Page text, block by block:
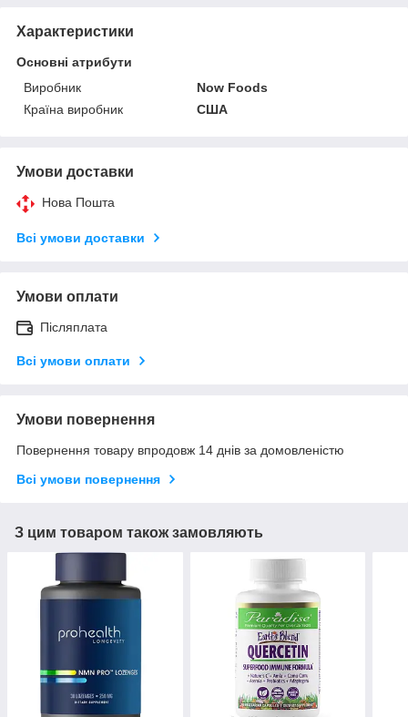
Характеристики
Основні атрибути
Виробник
Now Foods
Країна виробник
США
Умови доставки
Нова Пошта
Всі умови доставки
Умови оплати
Післяплата
Всі умови оплати
Умови повернення
Повернення товару впродовж 14 днів за домовленістю
Всі умови повернення
З цим товаром також замовляють